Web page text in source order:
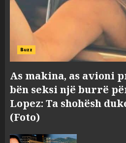
Buzz
As makina, as avioni
bën seksi një burrë
Lopez: Ta shohësh
(Foto)